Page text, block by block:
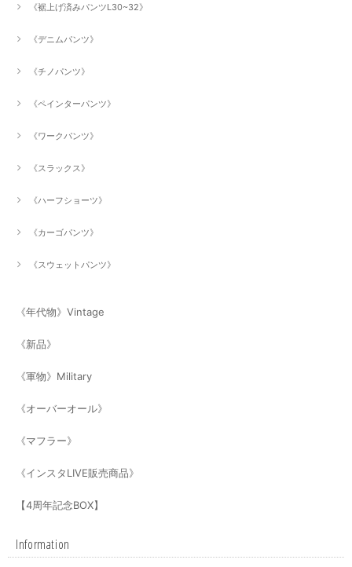
《裾上げ済みパンツL30~32》
《デニムパンツ》
《チノパンツ》
《ペインターパンツ》
《ワークパンツ》
《スラックス》
《ハーフショーツ》
《カーゴパンツ》
《スウェットパンツ》
《年代物》Vintage
《新品》
《軍物》Military
《オーバーオール》
《マフラー》
《インスタLIVE販売商品》
【4周年記念BOX】
Information